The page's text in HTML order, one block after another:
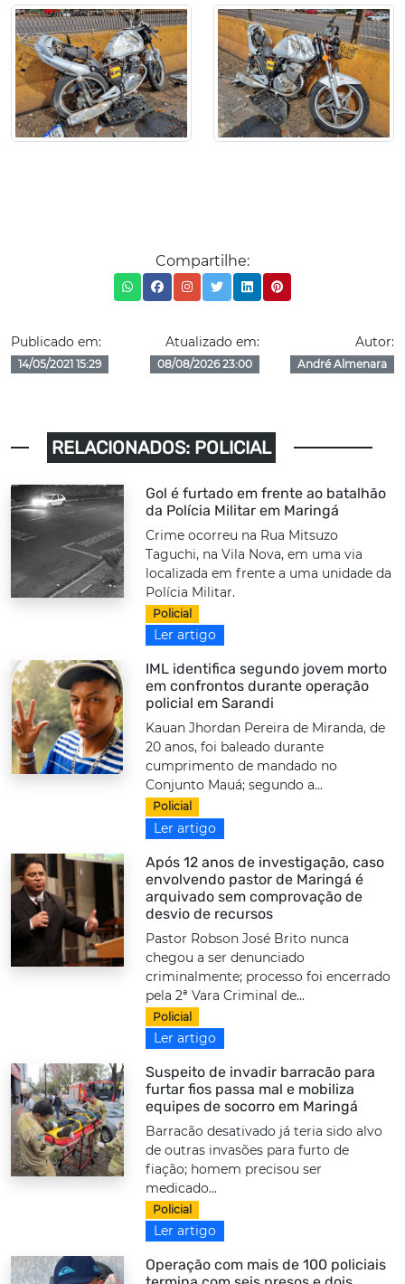
Compartilhe:
Publicado em:
14/05/2021 15:29
Atualizado em:
08/08/2026 23:00
Autor:
André Almenara
RELACIONADOS: POLICIAL
Gol é furtado em frente ao batalhão
da Polícia Militar em Maringá
Crime ocorreu na Rua Mitsuzo
Taguchi, na Vila Nova, em uma via
localizada em frente a uma unidade da
Polícia Militar.
Policial
Ler artigo
IML identifica segundo jovem morto
em confrontos durante operação
policial em Sarandi
Kauan Jhordan Pereira de Miranda, de
20 anos, foi baleado durante
cumprimento de mandado no
Conjunto Mauá; segundo a...
Policial
Ler artigo
Após 12 anos de investigação, caso
envolvendo pastor de Maringá é
arquivado sem comprovação de
desvio de recursos
Pastor Robson José Brito nunca
chegou a ser denunciado
criminalmente; processo foi encerrado
pela 2ª Vara Criminal de...
Policial
Ler artigo
Suspeito de invadir barracão para
furtar fios passa mal e mobiliza
equipes de socorro em Maringá
Barracão desativado já teria sido alvo
de outras invasões para furto de
fiação; homem precisou ser
medicado...
Policial
Ler artigo
Operação com mais de 100 policiais